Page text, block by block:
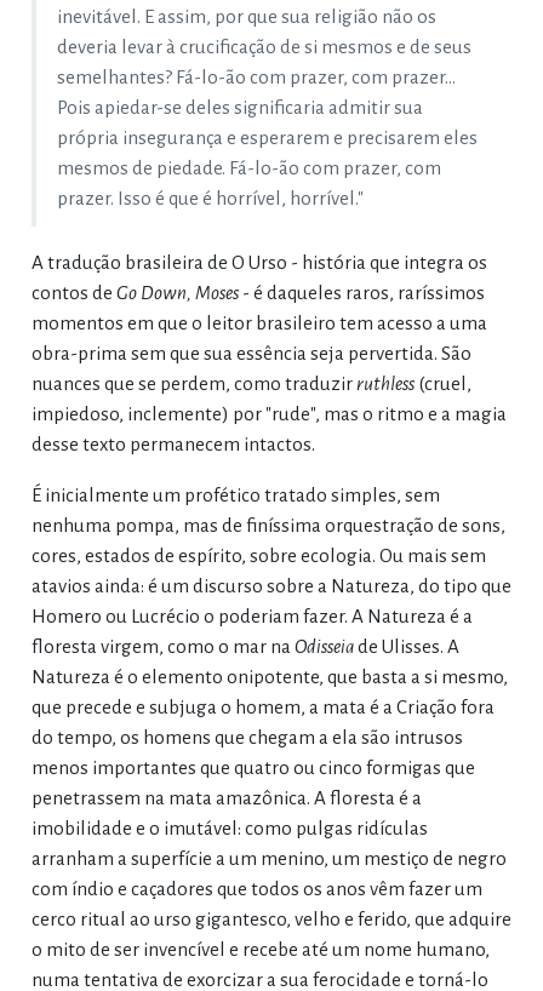
inevitável. E assim, por que sua religião não os
deveria levar à crucificação de si mesmos e de seus
semelhantes? Fá-lo-ão com prazer, com prazer...
Pois apiedar-se deles significaria admitir sua
própria insegurança e esperarem e precisarem eles
mesmos de piedade. Fá-lo-ão com prazer, com
prazer. Isso é que é horrível, horrível."
A tradução brasileira de O Urso - história que integra os
contos de Go Down, Moses- é daqueles raros, raríssimos
momentos em que o leitor brasileiro tem acesso a uma
obra-prima sem que sua essência seja pervertida. São
nuances que se perdem, como traduzir ruthless(cruel,
impiedoso, inclemente) por "rude", mas o ritmo e a magia
desse texto permanecem intactos.
É inicialmente um profético tratado simples, sem
nenhuma pompa, mas de finíssima orquestração de sons,
cores, estados de espírito, sobre ecologia. Ou mais sem
atavios ainda: é um discurso sobre a Natureza, do tipo que
Homero ou Lucrécio o poderiam fazer. A Natureza é a
floresta virgem, como o mar na Odisseiade Ulisses. A
Natureza é o elemento onipotente, que basta a si mesmo,
que precede e subjuga o homem, a mata é a Criação fora
do tempo, os homens que chegam a ela são intrusos
menos importantes que quatro ou cinco formigas que
penetrassem na mata amazônica. A floresta é a
imobilidade e o imutável: como pulgas ridículas
arranham a superfície a um menino, um mestiço de negro
com índio e caçadores que todos os anos vêm fazer um
cerco ritual ao urso gigantesco, velho e ferido, que adquire
o mito de ser invencível e recebe até um nome humano,
numa tentativa de exorcizar a sua ferocidade e torná-lo